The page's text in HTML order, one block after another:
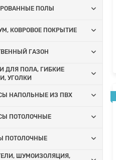
ПОЛЫ
КОВРОВОЕ ПОКРЫТИЕ
ГАЗОН
ДЛЯ ПОЛА, ГИБКИЕ
УГОЛКИ
НАПОЛЬНЫЕ ИЗ ПВХ
ПОТОЛОЧНЫЕ
ПОТОЛОЧНЫЕ
ШУМОИЗОЛЯЦИЯ,